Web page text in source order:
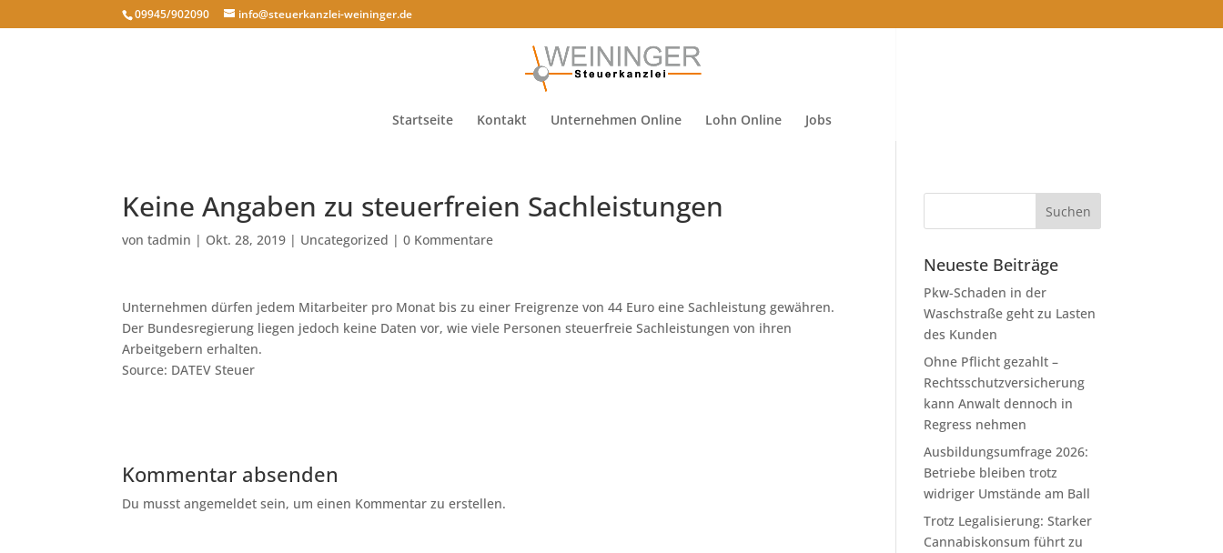
09945/902090 info@steuerkanzlei-weininger.de
Startseite Kontakt Unternehmen Online Lohn Online Jobs
Keine Angaben zu steuerfreien Sachleistungen
vontadmin | Okt. 28, 2019 | Uncategorized |0 Kommentare
Unternehmen dürfen jedem Mitarbeiter pro Monat bis zu einer Freigrenze von 44 Euro eine Sachleistung gewähren.
Der Bundesregierung liegen jedoch keine Daten vor, wie viele Personen steuerfreie Sachleistungen von ihren
Arbeitgebern erhalten.
Source: DATEV Steuer
Kommentar absenden
Du musst angemeldet sein, um einen Kommentar zu erstellen.
Neueste Beiträge
Pkw-Schaden in der
Waschstraße geht zu Lasten
des Kunden
Ohne Pflicht gezahlt –
Rechtsschutzversicherung
kann Anwalt dennoch in
Regress nehmen
Ausbildungsumfrage 2026:
Betriebe bleiben trotz
widriger Umstände am Ball
Trotz Legalisierung: Starker
Cannabiskonsum führt zu